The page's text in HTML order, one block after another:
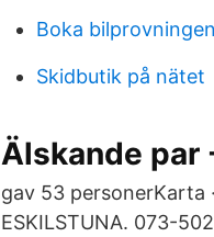
Boka bilprovningen
Skidbutik på nätet
Älskande par
gav 53 personerKarta
ESKILSTUNA. 073-